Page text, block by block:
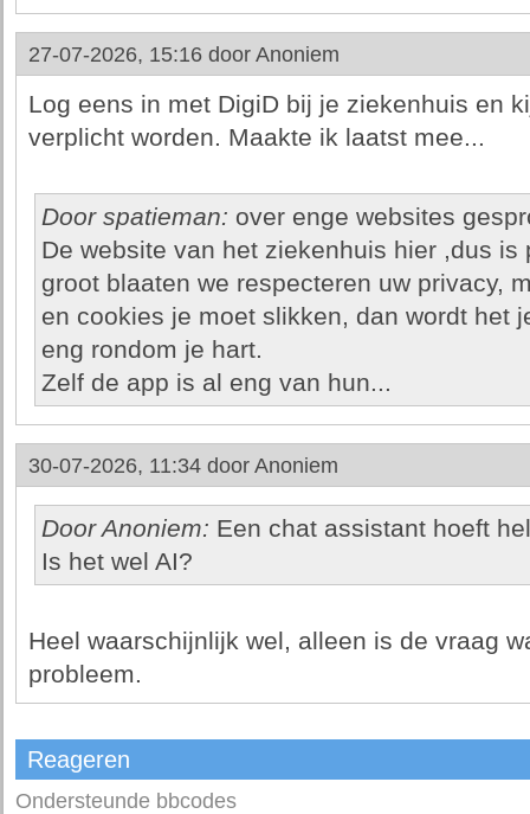
27-07-2026, 15:16 door Anoniem
Log eens in met DigiD bij je ziekenhuis en
verplicht worden. Maakte ik laatst mee...
Door spatieman: over enge websites
De website van het ziekenhuis hier ,dus is
groot blaaten we respecteren uw privacy,
en cookies je moet slikken, dan wordt het
eng rondom je hart.
Zelf de app is al eng van hun...
30-07-2026, 11:34 door Anoniem
Door Anoniem: Een chat assistant hoeft
Is het wel AI?
Heel waarschijnlijk wel, alleen is de vraag
probleem.
Reageren
Ondersteunde bbcodes